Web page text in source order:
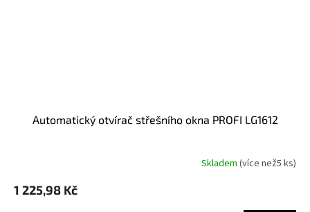
automatický otvírač střešního okna PROFI LG1612
Skladem (více než5 ks)
1 225,98 Kč